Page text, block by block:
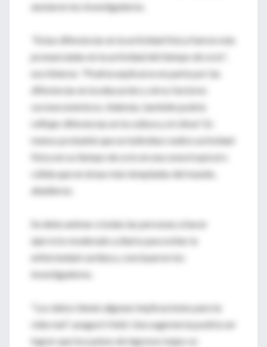
anotaron los investigadores.
"Estas diferencias en la actividad física fueron más
pronunciadas en la actividad del tiempo de ocio",
escribieron. "Podría explicarse en parte por las
diferencias en la educación y otros factores
socioeconómicos. Además, también podría
reflejar diferencias en la cultura y el clima". Es
menos probable que un individuo realice actividad
física en su tiempo de ocio en una zona tropical o
cálida que en áreas más templadas del mundo,
añadieron.
Se debe animar a todas las personas a hacer
ejercicio moderado a diario para evitar la
enfermedad cardiaca, concluyeron los
investigadores.
"Los datos tienen algunas implicaciones para la
vida real", aseguró Held. Una sugerencia podría ser
lograr que los países de ingresos bajos se